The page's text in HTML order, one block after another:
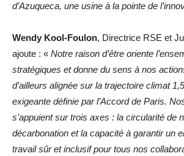
d’Azuqueca, une usine à la pointe de
Wendy Kool-Foulon, Directrice RSE et
ajoute : « Notre raison d’être oriente
stratégiques et donne du sens à nos
d’ailleurs alignée sur la trajectoire climat
exigeante définie par l’Accord de Paris.
s’appuient sur trois axes : la circularité de
décarbonation et la capacité à garantir un
travail sûr et inclusif pour tous nos